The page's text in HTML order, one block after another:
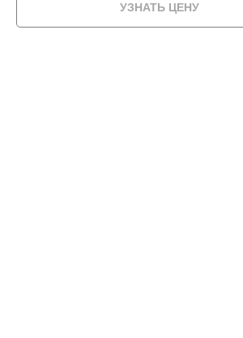
УЗНАТЬ ЦЕНУ